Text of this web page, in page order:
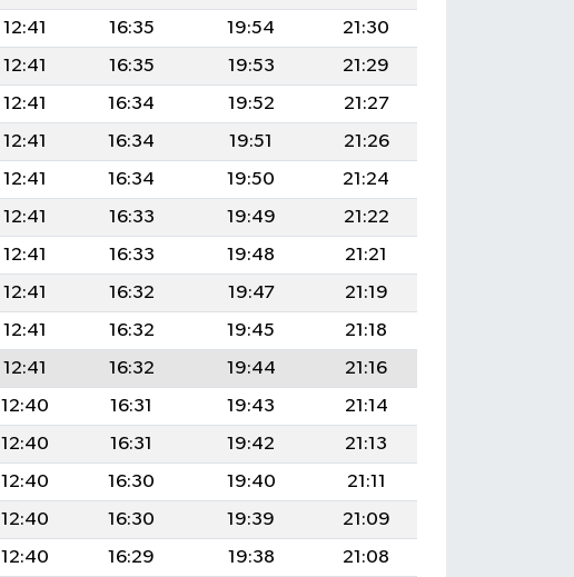
12:41 16:35 19:54
21:30
12:41 16:35 19:53
21:29
12:41 16:34 19:52
21:27
12:41 16:34 19:51
21:26
12:41 16:34 19:50
21:24
12:41 16:33 19:49
21:22
12:41 16:33 19:48
21:21
12:41 16:32 19:47
21:19
12:41 16:32 19:45
21:18
12:41 16:32 19:44
21:16
12:40 16:31 19:43
21:14
12:40 16:31 19:42
21:13
12:40 16:30 19:40
21:11
12:40 16:30 19:39
21:09
12:40 16:29 19:38
21:08